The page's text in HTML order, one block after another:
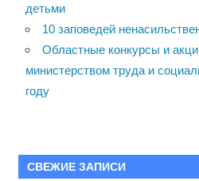
детьми
10 заповедей
Областные конкурсы и
министерством труда и
году
СВЕЖИЕ ЗАПИСИ